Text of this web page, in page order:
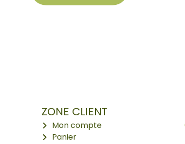
ZONE CLIENT
Mon compte
Panier